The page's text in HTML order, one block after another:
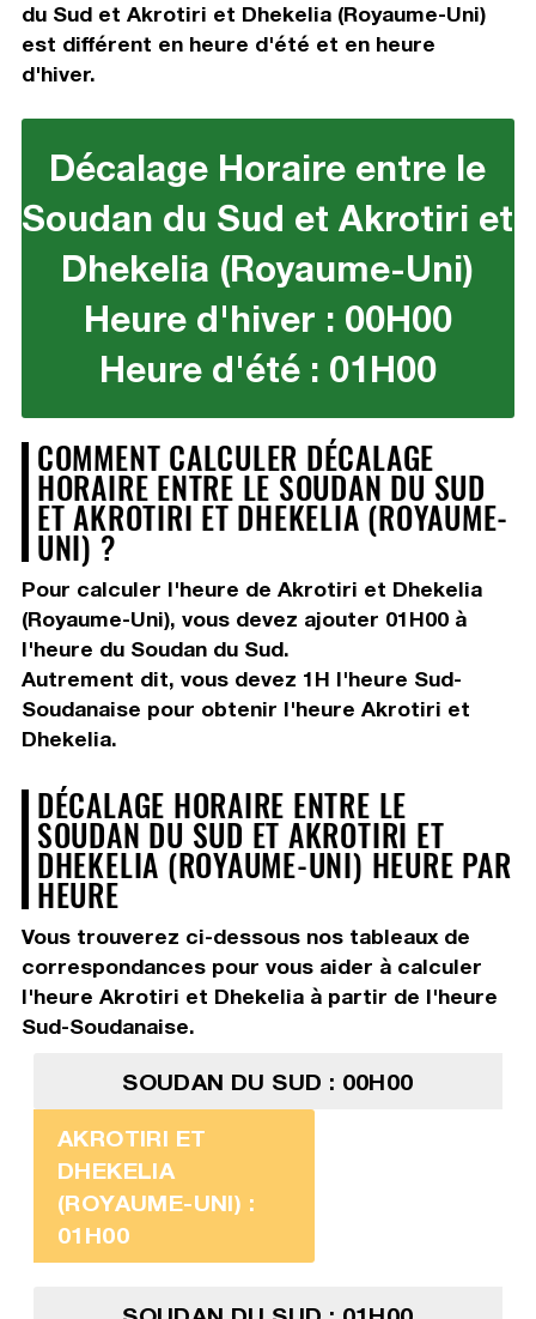
du Sud et Akrotiri et Dhekelia (Royaume-Uni)
est différent en heure d'été et en heure
d'hiver.
Décalage Horaire entre le
Soudan du Sud et Akrotiri et
Dhekelia (Royaume-Uni)
Heure d'hiver : 00H00
Heure d'été : 01H00
COMMENT CALCULER DÉCALAGE
HORAIRE ENTRE LE SOUDAN DU SUD
ET AKROTIRI ET DHEKELIA (ROYAUME-
UNI) ?
Pour calculer l'heure de Akrotiri et Dhekelia
(Royaume-Uni), vous devez ajouter 01H00à
l'heure du Soudan du Sud.
Autrement dit, vous devez 1H l'heure Sud-
Soudanaise pour obtenir l'heure Akrotiri et
Dhekelia.
DÉCALAGE HORAIRE ENTRE LE
SOUDAN DU SUD ET AKROTIRI ET
DHEKELIA (ROYAUME-UNI) HEURE PAR
HEURE
Vous trouverez ci-dessous nos tableaux de
correspondances pour vous aider à calculer
l'heure Akrotiri et Dhekelia à partir de l'heure
Sud-Soudanaise.
SOUDAN DU SUD : 00H00
AKROTIRI ET
DHEKELIA
(ROYAUME-UNI) :
01H00